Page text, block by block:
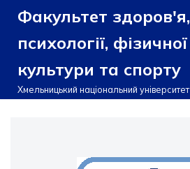
Перейти
вмісту
Факультет здоров'я,
психології, фізичної
культури та спорту
Хмельницький національний університет